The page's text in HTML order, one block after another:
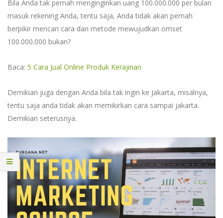
Bila Anda tak pernah menginginkan uang 100.000.000 per bulan
masuk rekening Anda, tentu saja, Anda tidak akan pernah
berpikir mencari cara dan metode mewujudkan omset
100.000.000 bukan?
Baca: 5 Cara Jual Online Produk Kerajinan
Demikian juga dengan Anda bila tak ingin ke Jakarta, misalnya,
tentu saja anda tidak akan memikirkan cara sampai jakarta.
Demikian seterusnya.